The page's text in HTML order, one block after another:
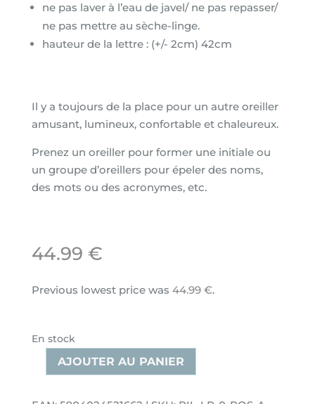
ne pas laver à l’eau de javel/ ne pas repasser/
ne pas mettre au sèche-linge.
hauteur de la lettre : (+/- 2cm) 42cm
Il y a toujours de la place pour un autre oreiller
amusant, lumineux, confortable et chaleureux.
Prenez un oreiller pour former une initiale ou
un groupe d’oreillers pour épeler des noms,
des mots ou des acronymes, etc.
44.99 €
Previous lowest price was 44.99 €.
En stock
quantité
AJOUTER AU PANIER